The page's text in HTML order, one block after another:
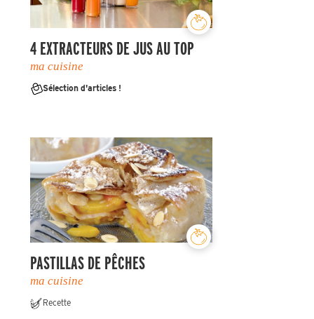
4 EXTRACTEURS DE JUS AU TOP
ma cuisine
Sélection d'articles !
PASTILLAS DE PÊCHES
ma cuisine
Recette